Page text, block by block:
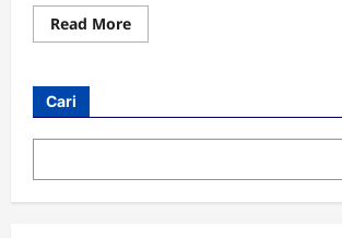
Read MoreRead
more
Polresta
Pengedar
Ditangkap
Menunggu
Cari